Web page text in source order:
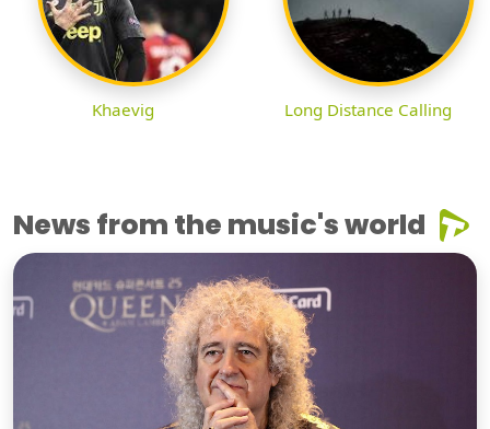
Khaevig Long Distance Calling
News from the music's world